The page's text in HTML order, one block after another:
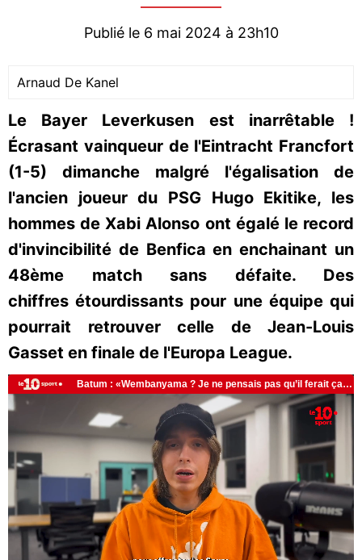
Publié le 6 mai 2024 à 23h10
Arnaud De Kanel
Le Bayer Leverkusen est inarrêtable !
Écrasant vainqueur de l'Eintracht Francfort
(1-5) dimanche malgré l'égalisation de
l'ancien joueur du PSG Hugo Ekitike, les
hommes de Xabi Alonso ont égalé le record
d'invincibilité de Benfica en enchainant un
48ème match sans défaite. Des
chiffres étourdissants pour une équipe qui
pourrait retrouver celle de Jean-Louis
Gasset en finale de l'Europa League.